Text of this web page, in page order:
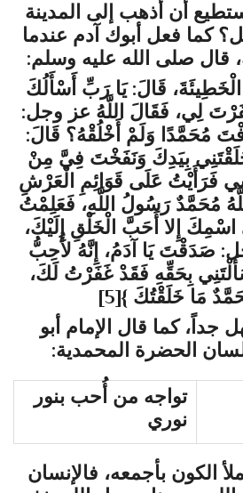
أن أذهب إلى المدينة
كما فعل أبوك آدم عندما
قال صلى الله عليه وسلم:
قَالَ: يَا رَبِّ أَسْأَلُكَ
لِي، فَقَالَ اللَّهُ عز وجل:
مُحَمَّدًا وَلَمْ أَخْلُقْهُ؟ قَالَ:
بِيَدِكَ وَنَفَخْتَ فِيَّ مِنْ
فَرَأَيْتُ عَلَى قَوَائِمِ الْعَرْشِ
اللَّهُ مُحَمَّدٌ رَسُولُ اللَّهِ، فَعَلِمْتُ
إِلا أَحَبَّ الْخَلْقِ إِلَيْكَ،
صَدَقْتَ يَا آدَمُ، إِنَّهُ لأُحِبُّ
بِحَقِّهِ فَقَدْ غَفَرْتُ لَكَ،
مَا خَلَقْتُكَ }[5]
كما قال الإمام أبو
لسان الحضرة المحمدية:
تواجه من أُحب بنور
نوري
الكون بأجمعه، فالإنسان